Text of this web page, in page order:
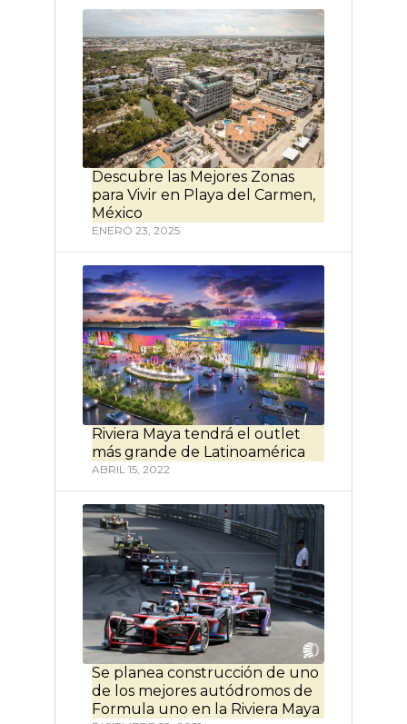
Descubre las Mejores Zonas
para Vivir en Playa del Carmen,
México
ENERO 23, 2025
Riviera Maya tendrá el outlet
más grande de Latinoamérica
ABRIL 15, 2022
Se planea construcción de uno
de los mejores autódromos de
Formula uno en la Riviera Maya